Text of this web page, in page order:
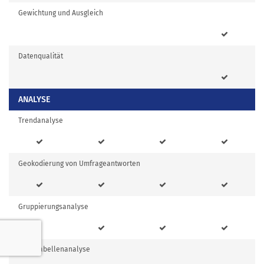
Gewichtung und Ausgleich
Datenqualität
ANALYSE
Trendanalyse
Geokodierung von Umfrageantworten
Gruppierungsanalyse
Kreuztabellenanalyse